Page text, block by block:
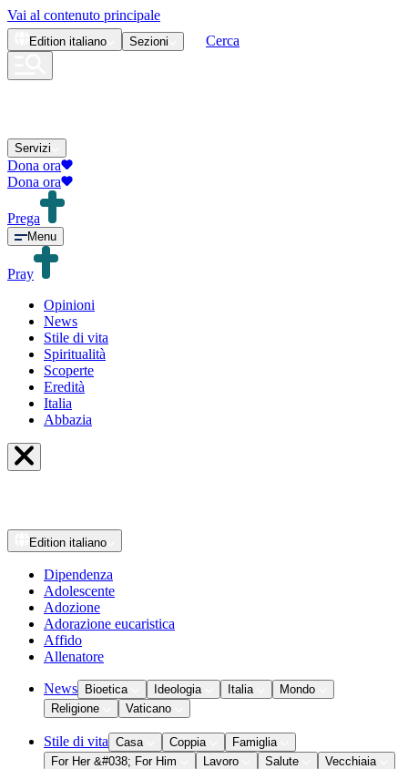
Vai al contenuto principale
Edition italiano Sezioni Cerca
Servizi
Dona ora
Dona ora
Prega
Menu
Pray
Opinioni
News
Stile di vita
Spiritualità
Scoperte
Eredità
Italia
Abbazia
Edition italiano
Dipendenza
Adolescente
Adozione
Adorazione eucaristica
Affido
Allenatore
News Bioetica Ideologia Italia
Mondo
Religione
Vaticano
Stile di vita Casa Coppia
Famiglia
For Her &#038; For Him
Lavoro Salute
Vecchiaia